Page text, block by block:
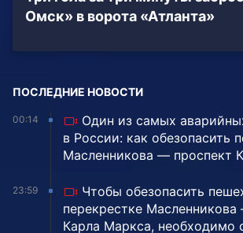
Омск» в ворота «Атланта»
ПОСЛЕДНИЕ НОВОСТИ
00:14
Один из самых
в России: как обезопасить
Масленникова — проспект
23:59
Чтобы обезопасить
перекрестке
Карла Маркса, необходимо